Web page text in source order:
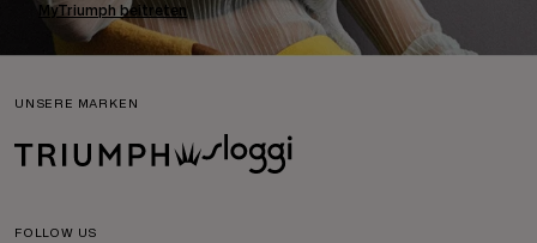
MyTriumph beitreten
UNSERE MARKEN
FOLLOW US